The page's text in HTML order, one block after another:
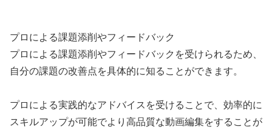
プロによる課題添削やフィードバック
プロによる課題添削やフィードバックを受けられるため、
自分の課題の改善点を具体的に知ることができます。
プロによる実践的なアドバイスを受けることで、効率的に
スキルアップが可能でより高品質な動画編集をすることが